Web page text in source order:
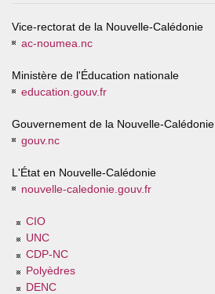
Vice-rectorat de la Nouvelle-Calédonie
ac-noumea.nc
Ministère de l'Éducation nationale
education.gouv.fr
Gouvernement de la Nouvelle-Calédonie
gouv.nc
L'État en Nouvelle-Calédonie
nouvelle-caledonie.gouv.fr
CIO
UNC
CDP-NC
Polyèdres
DENC